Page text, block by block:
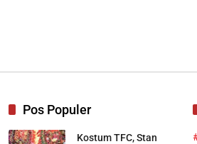
Pos Populer
Kostum TFC, Stan